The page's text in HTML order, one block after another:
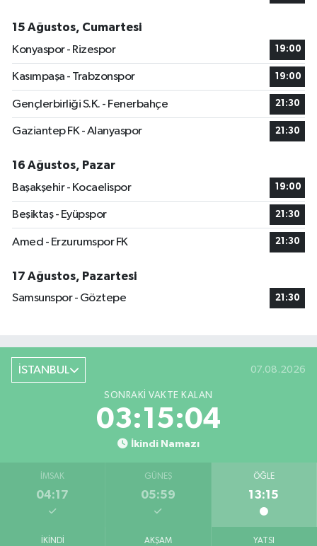
15 Ağustos, Cumartesi
Konyaspor - Rizespor
19:00
Kasımpaşa - Trabzonspor 19:00
Gençlerbirliği S.K. - Fenerbahçe 21:30
Gaziantep FK - Alanyaspor 21:30
16 Ağustos, Pazar
Başakşehir - Kocaelispor
19:00
Beşiktaş - Eyüpspor 21:30
Amed - Erzurumspor FK 21:30
17 Ağustos, Pazartesi
Samsunspor - Göztepe
21:30
İSTANBUL 07.08.2026
SONRAKI VAKTE KALAN
03:15:03
İkindi Namazı
İMSAK
04:17
GÜNEŞ
05:59
ÖĞLE
13:15
İKINDI AKŞAM YATSI